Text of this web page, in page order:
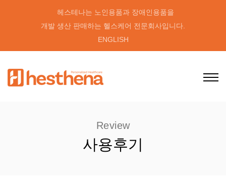
헤스테나는 노인용품과 장애인용품을
개발 생산 판매하는 헬스케어 전문회사입니다.
ENGLISH
Review
사용후기